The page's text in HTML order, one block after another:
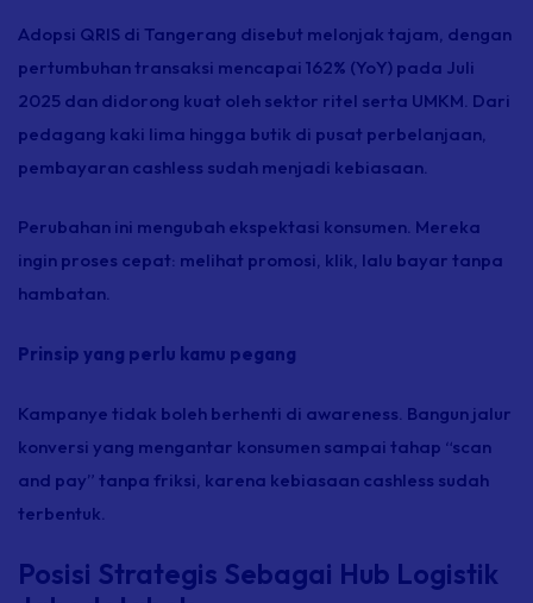
Adopsi QRIS di Tangerang disebut melonjak tajam, dengan
pertumbuhan transaksi mencapai 162% (YoY) pada Juli
2025 dan didorong kuat oleh sektor ritel serta UMKM. Dari
pedagang kaki lima hingga butik di pusat perbelanjaan,
pembayaran cashless sudah menjadi kebiasaan.
Perubahan ini mengubah ekspektasi konsumen. Mereka
ingin proses cepat: melihat promosi, klik, lalu bayar tanpa
hambatan.
Prinsip yang perlu kamu pegang
Kampanye tidak boleh berhenti di awareness. Bangun jalur
konversi yang mengantar konsumen sampai tahap “scan
and pay” tanpa friksi, karena kebiasaan cashless sudah
terbentuk.
Posisi Strategis Sebagai Hub Logistik